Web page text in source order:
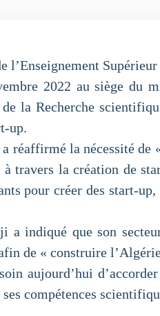
l’Enseignement
2022 au siège du
la Recherche
up.
réaffirmé la nécessité
travers la création de
pour créer des start-
a indiqué que son
de « construire
aujourd’hui
compétences